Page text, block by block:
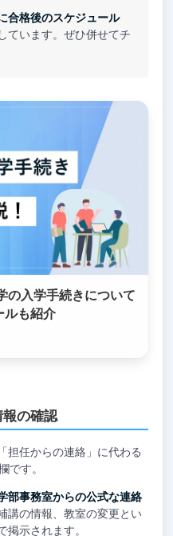
合格後のスケジュール
ています。ぜひ併せてチ
の入学手続きについて
ルも紹介
の確認
担任からの連絡」に代わる
です。
部事務室からの公式な連絡
講の情報、教室の変更とい
掲示されます。